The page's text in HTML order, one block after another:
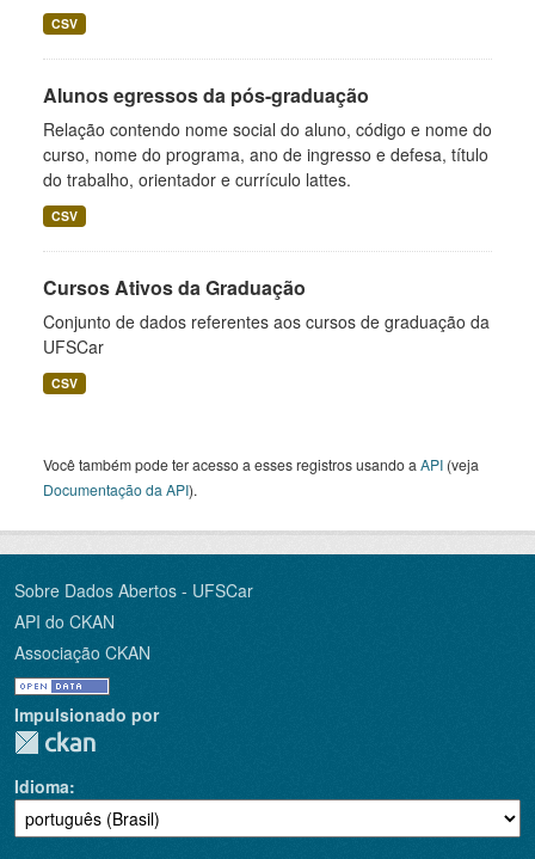
CSV
Alunos egressos da pós-graduação
Relação contendo nome social do aluno, código e nome do
curso, nome do programa, ano de ingresso e defesa, título
do trabalho, orientador e currículo lattes.
CSV
Cursos Ativos da Graduação
Conjunto de dados referentes aos cursos de graduação da
UFSCar
CSV
Você também pode ter acesso a esses registros usando a API (veja
Documentação da API).
Sobre Dados Abertos - UFSCar
API do CKAN
Associação CKAN
Impulsionado por
Idioma